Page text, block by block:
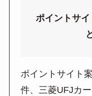
ポイントサ
ポイントサイト
件、三菱UFJカ